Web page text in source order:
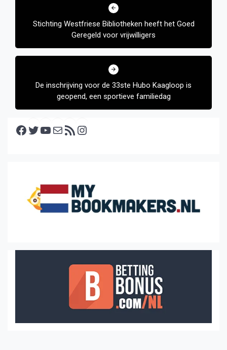
Stichting Westfriese Bibliotheken heeft het Goed
Geregeld voor vrijwilligers
De inschrijving voor de 33ste Hubo Kaagloop is
geopend, een sportieve familiedag
Facebook Twitter YouTube E-mail RSS feed